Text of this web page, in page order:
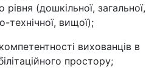
рівня (дошкільної, загальної,
технічної, вищої);
вихованців в
простору;